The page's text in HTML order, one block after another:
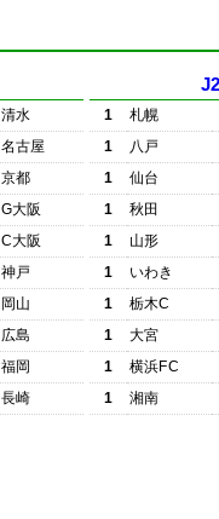
清水
名古屋
京都
G大阪
C大阪
神戸
岡山
広島
福岡
長崎
1
札幌
1
八戸
1
仙台
1
秋田
1
山形
1
いわき
1
栃木C
1
大宮
1
横浜FC
1
湘南